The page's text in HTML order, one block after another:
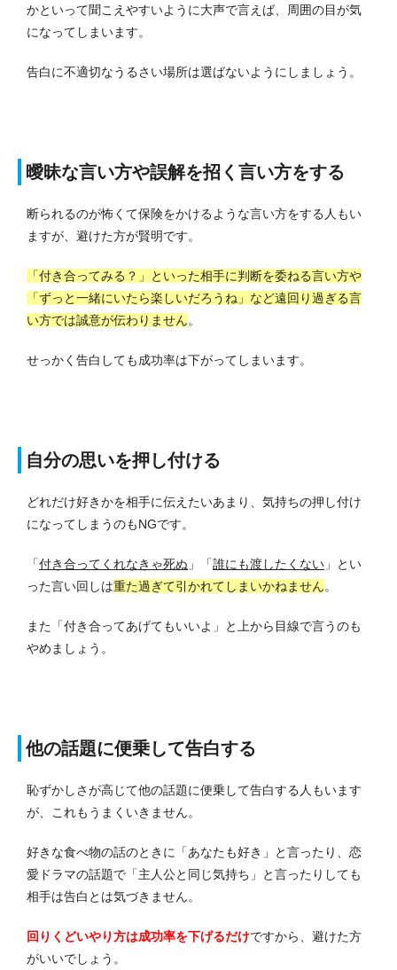
かといって聞こえやすいように大声で言えば、周囲の目が気
になってしまいます。
告白に不適切なうるさい場所は選ばないようにしましょう。
曖昧な言い方や誤解を招く言い方をする
断られるのが怖くて保険をかけるような言い方をする人もい
ますが、避けた方が賢明です。
「付き合ってみる？」といった相手に判断を委ねる言い方や
「ずっと一緒にいたら楽しいだろうね」など遠回り過ぎる言
い方では誠意が伝わりません。
せっかく告白しても成功率は下がってしまいます。
自分の思いを押し付ける
どれだけ好きかを相手に伝えたいあまり、気持ちの押し付け
になってしまうのもNGです。
「付き合ってくれなきゃ死ぬ 」「誰にも渡したくない 」とい
った言い回しは重た過ぎて引かれてしまいかねません。
また「付き合ってあげてもいいよ」と上から目線で言うのも
やめましょう。
他の話題に便乗して告白する
恥ずかしさが高じて他の話題に便乗して告白する人もいます
が、これもうまくいきません。
好きな食べ物の話のときに「あなたも好き」と言ったり、恋
愛ドラマの話題で「主人公と同じ気持ち」と言ったりしても
相手は告白とは気づきません。
回りくどいやり方は成功率を下げるだけですから、避けた方
がいいでしょう。